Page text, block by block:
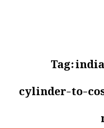
Tag:
cylinder-to-